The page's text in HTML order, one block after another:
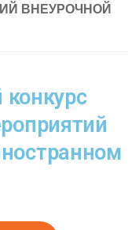
ВНЕУРОЧНОЙ